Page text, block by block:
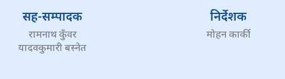
सह-सम्पादक
रामनाथ कुँवर
यादवकुमारी बस्नेत
निर्देशक
मोहन कार्की